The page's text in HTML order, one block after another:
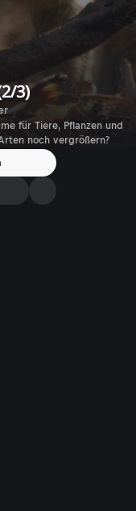
3)
für Tiere, Pflanzen und
noch vergrößern?